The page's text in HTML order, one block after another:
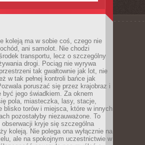
koleją ma w sobie coś, czego nie
ani samolot. Nie chodzi
transportu, lecz o szczególny
drogi. Pociąg nie wyrywa
tak gwałtownie jak lot, nie
w tak pełnej kontroli bańce jak
poruszać się przez krajobraz i
być jego świadkiem. Za oknem
pola, miasteczka, lasy, stacje,
blisko torów i miejsca, które w innych
pozostałyby niezauważone. To
obserwacji kryje się szczególna
koleją. Nie polega ona wyłącznie na
ale na spokojnym uczestnictwie w